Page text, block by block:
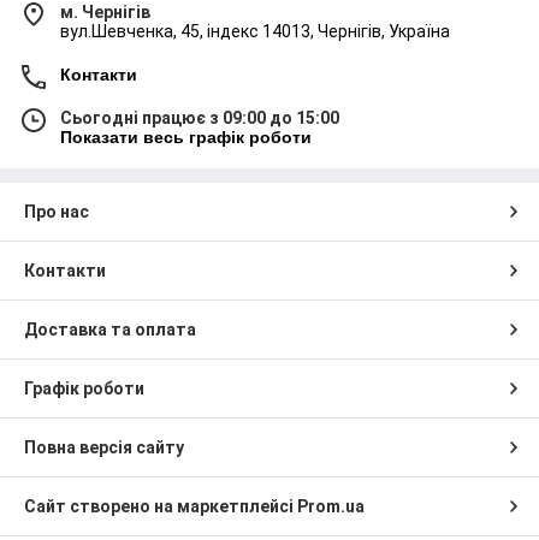
ЗНИЖКИ НА ОПТ
покупці більше однієї упаковки товар відпускається
ВЛАСНА ТОРГОВА МАРКА
Компанія спеціалізується на виготовленні
м. Чернігів
вул.Шевченка, 45, індекс 14013, Чернігів, Україна
Контакти
Сьогодні працює з 09:00 до 15:00
Показати весь графік роботи
Про нас
Контакти
Доставка та оплата
Графік роботи
Повна версія сайту
Сайт створено на маркетплейсі Prom.ua